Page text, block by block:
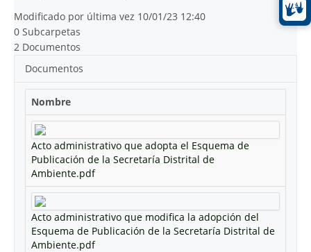
Modificado por última vez 10/01/23 12:40
0 Subcarpetas
2 Documentos
Documentos
Nombre
Acto administrativo que adopta el Esquema de
Publicación de la Secretaría Distrital de
Ambiente.pdf
Acto administrativo que modifica la adopción del
Esquema de Publicación de la Secretaría Distrital de
Ambiente.pdf